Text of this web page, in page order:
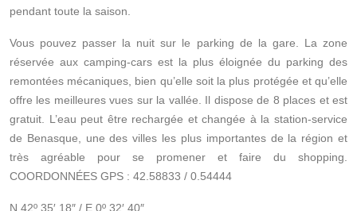
pendant toute la saison.
Vous pouvez passer la nuit sur le parking de la gare. La zone
réservée aux camping-cars est la plus éloignée du parking des
remontées mécaniques, bien qu’elle soit la plus protégée et qu’elle
offre les meilleures vues sur la vallée. Il dispose de 8 places et est
gratuit. L’eau peut être rechargée et changée à la station-service
de Benasque, une des villes les plus importantes de la région et
très agréable pour se promener et faire du shopping.
COORDONNÉES GPS : 42.58833 / 0.54444
N 42º 35′ 18″ / E 0º 32′ 40″